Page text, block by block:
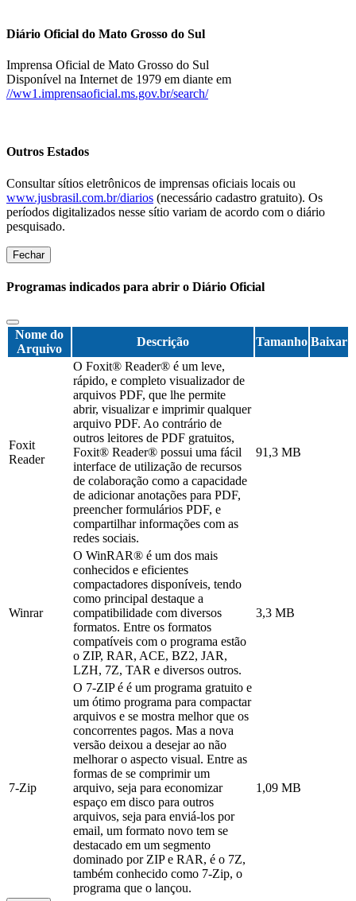
Diário Oficial do Mato Grosso do Sul
Imprensa Oficial de Mato Grosso do Sul
Disponível na Internet de 1979 em diante em
//ww1.imprensaoficial.ms.gov.br/search/
Outros Estados
Consultar sítios eletrônicos de imprensas oficiais locais ou
www.jusbrasil.com.br/diarios (necessário cadastro gratuito). Os
períodos digitalizados nesse sítio variam de acordo com o diário
pesquisado.
Fechar
Programas indicados para abrir o Diário Oficial
Nome do
Arquivo
Descrição Tamanho Baixar
Foxit
Reader
O Foxit® Reader® é um leve,
rápido, e completo visualizador de
arquivos PDF, que lhe permite
abrir, visualizar e imprimir qualquer
arquivo PDF. Ao contrário de
outros leitores de PDF gratuitos,
Foxit® Reader® possui uma fácil
interface de utilização de recursos
de colaboração como a capacidade
de adicionar anotações para PDF,
preencher formulários PDF, e
compartilhar informações com as
redes sociais.
91,3 MB
Winrar
O WinRAR® é um dos mais
conhecidos e eficientes
compactadores disponíveis, tendo
como principal destaque a
compatibilidade com diversos
formatos. Entre os formatos
compatíveis com o programa estão
o ZIP, RAR, ACE, BZ2, JAR,
LZH, 7Z, TAR e diversos outros.
3,3 MB
7-Zip
O 7-ZIP é é um programa gratuito e
um ótimo programa para compactar
arquivos e se mostra melhor que os
concorrentes pagos. Mas a nova
versão deixou a desejar ao não
melhorar o aspecto visual. Entre as
formas de se comprimir um
arquivo, seja para economizar
espaço em disco para outros
arquivos, seja para enviá-los por
email, um formato novo tem se
destacado em um segmento
dominado por ZIP e RAR, é o 7Z,
também conhecido como 7-Zip, o
programa que o lançou.
1,09 MB